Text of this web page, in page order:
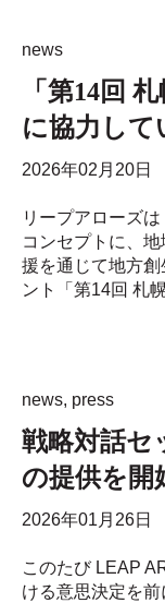
news
「第14回
に協力して
2026年02月20日
リープアローズ
コンセプトに、
援を通じて地方
ント「第14回 札
news, press
戦略対話セ
の提供を開
2026年01月26日
このたび LEAP
ける意思決定を